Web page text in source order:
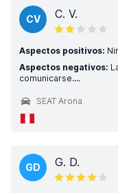
CV C. V.
Aspectos positivos:
Aspectos negativos:
comunicarse....
SEAT Arona
GD G. D.